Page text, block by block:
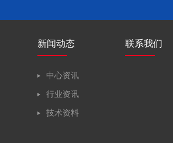
新闻动态
中心资讯
行业资讯
技术资料
联系我们